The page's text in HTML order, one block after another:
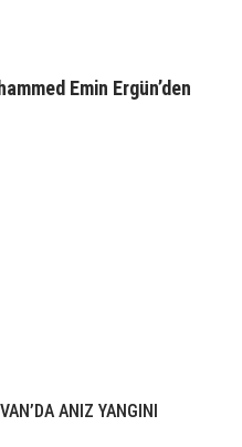
Emin Ergün’den
VAN’DA ANIZ YANGINI